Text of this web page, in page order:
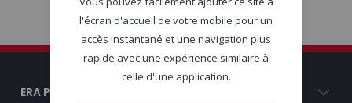
ERA Portugal
l'écran d'accueil de votre mobile pour un
accès instantané et une navigation plus
rapide avec une expérience similaire à
celle d'une application.